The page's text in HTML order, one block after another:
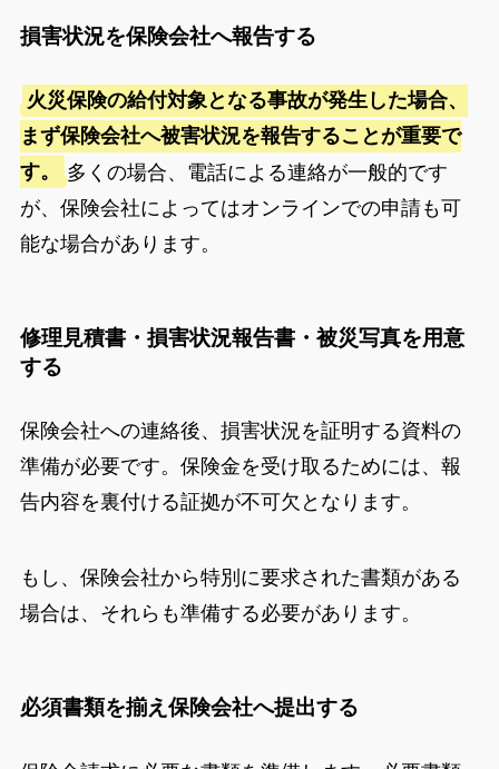
損害状況を保険会社へ報告する
火災保険の給付対象となる事故が発生した場合、
まず保険会社へ被害状況を報告することが重要で
す。
多くの場合、電話による連絡が一般的です
が、保険会社によってはオンラインでの申請も可
能な場合があります。
修理見積書・損害状況報告書・被災写真を用意
する
保険会社への連絡後、損害状況を証明する資料の
準備が必要です。保険金を受け取るためには、報
告内容を裏付ける証拠が不可欠となります。
もし、保険会社から特別に要求された書類がある
場合は、それらも準備する必要があります。
必須書類を揃え保険会社へ提出する